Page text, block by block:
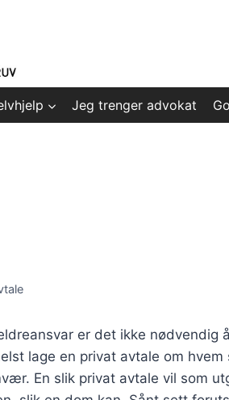
Jeg trenger advokat
er det ikke nødvendig
lage en privat avtale om hvem
En slik privat avtale vil som